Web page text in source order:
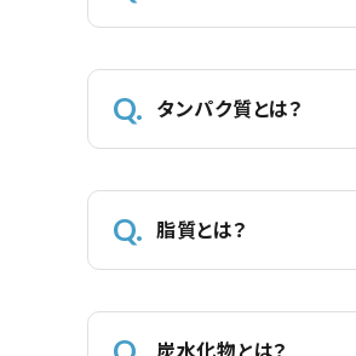
タンパク質とは？
脂質とは？
炭水化物とは？